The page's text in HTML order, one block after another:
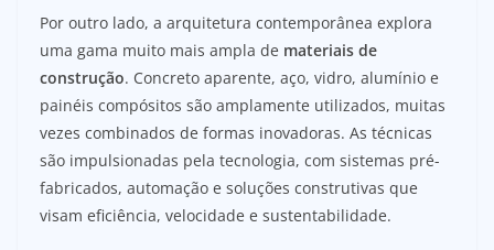
Por outro lado, a arquitetura contemporânea explora
uma gama muito mais ampla de materiais de
construção. Concreto aparente, aço, vidro, alumínio e
painéis compósitos são amplamente utilizados, muitas
vezes combinados de formas inovadoras. As técnicas
são impulsionadas pela tecnologia, com sistemas pré-
fabricados, automação e soluções construtivas que
visam eficiência, velocidade e sustentabilidade.